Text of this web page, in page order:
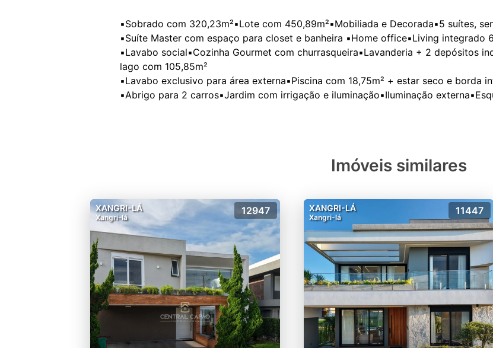
▪️Sobrado com 320,23m²▪️Lote com 450,89m²▪️Mobiliada e Decorada▪️5 suítes,
▪️Suíte Master com espaço para closet e banheira ▪️Home office▪️Living integrado
▪️Lavabo social▪️Cozinha Gourmet com churrasqueira▪️Lavanderia + 2 depósitos
lago com 105,85m²
▪️Lavabo exclusivo para área externa▪️Piscina com 18,75m² + estar seco e borda
Imóveis similares
XANGRI-LÁ
Xangri-lá
12947 XANGRI-LÁ
Xangri-lá
11447